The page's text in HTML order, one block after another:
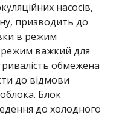
насосів,
призводить до
в режим
режим важкий для
обмежена
до відмови
Блок
до холодного